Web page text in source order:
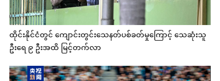
ထိုင်းနိုင်ငံတွင် ကျောင်းတွင်းသေနတ်ပစ်ခတ်မှုကြောင့် သေဆုံးသူ
ဦးရေ ၉ ဦးအထိ မြင့်တက်လာ